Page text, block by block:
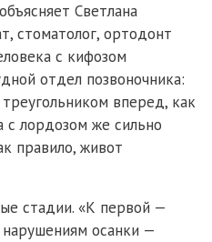
Светлана
стоматолог, ортодонт
с кифозом
отдел позвоночника:
вперед, как
с лордозом же сильно
правило, живот
стадии. «К первой —
осанки —